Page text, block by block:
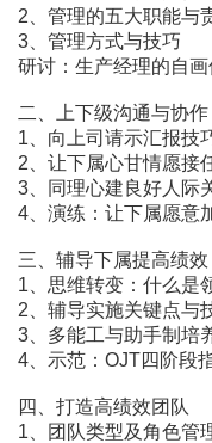
2、管理的五大职能与
3、管理方式与技巧
研讨：生产经理的自画
二、上下级沟通与协作
1、向上司请示汇报技
2、让下属心甘情愿接
3、同理心建良好人际
4、演练：让下属愿意
三、辅导下属提高绩效
1、思维转变：什么是
2、辅导实施关键点与
3、多能工与助手制培
4、示范：OJT四阶段
四、打造高绩效团队
1、团队类型及角色管